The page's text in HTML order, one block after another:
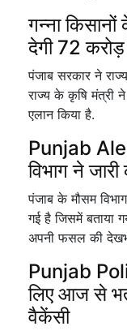
गन्ना
देगी 72 करोड़
पंजाब सरकार ने
राज्य के कृषि मंत्री
एलान किया है.
Punjab
विभाग ने
पंजाब के मौसम
गई है जिसमें बताया
अपनी फसल की
Punjab
लिए आज से
वैकेंसी